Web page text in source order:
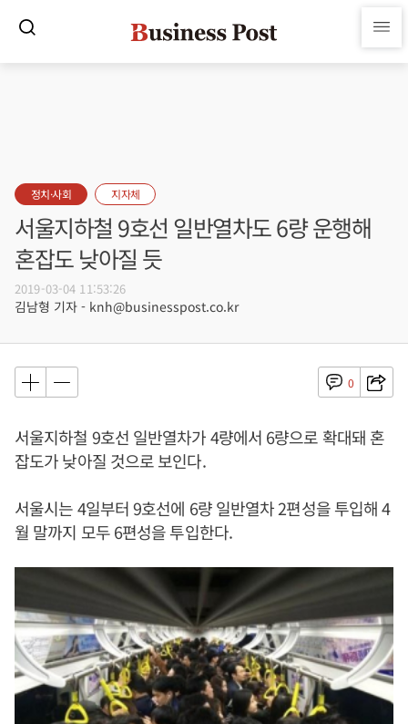
정치·사회 지자체
서울지하철 9호선 일반열차도 6량 운행해
혼잡도 낮아질 듯
2019-03-04 11:53:26
김남형 기자 - knh@businesspost.co.kr
0
서울지하철 9호선 일반열차가 4량에서 6량으로 확대돼 혼
잡도가 낮아질 것으로 보인다.
서울시는 4일부터 9호선에 6량 일반열차 2편성을 투입해 4
월 말까지 모두 6편성을 투입한다.